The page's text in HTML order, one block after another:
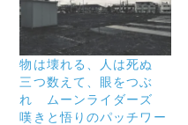
で
共
有
す
る
に
は
ク
リ
ッ
ク
に
メ
ー
で
リ
ン
ク
を
送
信
共
有
(
新
い
ウ
ィ
ン
ド
ウ
物は壊れる、人は死ぬ
三つ数えて、眼をつぶ
れ ムーンライダーズ
嘆きと悟りのパッチワー